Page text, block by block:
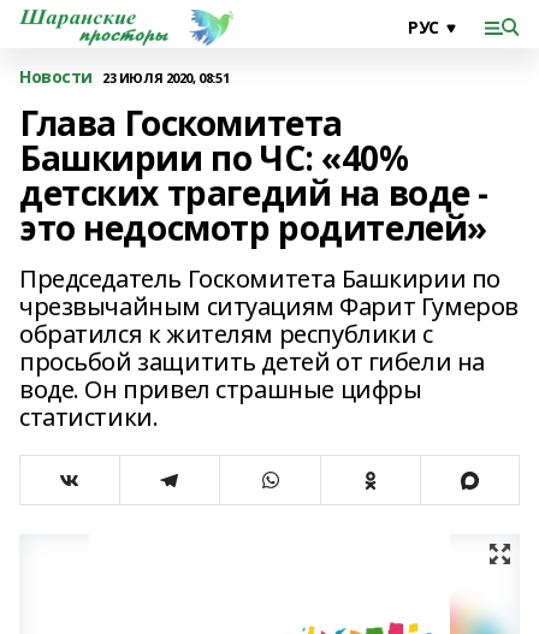
Новости 23 ИЮЛЯ 2020, 08:51
Глава Госкомитета
Башкирии по ЧС: «40%
детских трагедий на воде -
это недосмотр родителей»
Председатель Госкомитета Башкирии по
чрезвычайным ситуациям Фарит Гумеров
обратился к жителям республики с
просьбой защитить детей от гибели на
воде. Он привел страшные цифры
статистики.